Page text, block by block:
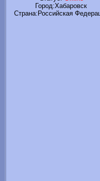
Город:Хабаровск
Cтрана:Российская